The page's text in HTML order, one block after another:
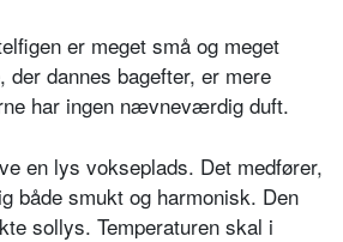
er meget små og meget
der dannes bagefter, er mere
har ingen nævneværdig duft.
en lys vokseplads. Det medfører,
både smukt og harmonisk. Den
sollys. Temperaturen skal i